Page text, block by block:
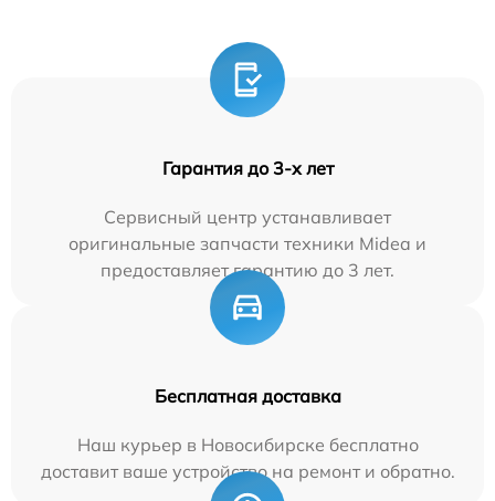
Гарантия до 3-х лет
Сервисный центр устанавливает
оригинальные запчасти техники Midea и
предоставляет гарантию до 3 лет.
Бесплатная доставка
Наш курьер в Новосибирске бесплатно
доставит ваше устройство на ремонт и обратно.